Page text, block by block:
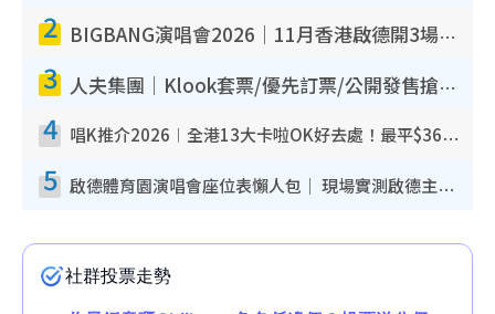
2 BIGBANG演唱會2026｜11月香港啟德開3場！實名制VIP申請、優先購票攻略
3 人夫集團｜Klook套票/優先訂票/公開發售搶飛攻略！附票價.購票連結.場地座位表
4 唱K推介2026︱全港13大卡啦OK好去處！最平$36起 日文K都有！(附地址+收費詳情)
5 啟德體育園演唱會座位表懶人包｜ 現場實測啟德主場館行數/段數/視角位置全攻略